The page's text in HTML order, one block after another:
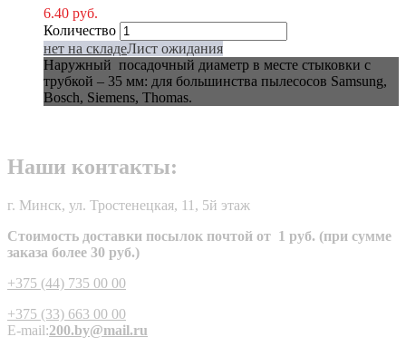
6.40 руб.
Количество
нет на складеЛист ожидания
Наружный посадочный диаметр в месте стыковки с
трубкой – 35 мм: для большинства пылесосов Samsung,
Bosch, Siemens, Thomas.
Наши контакты:
г. Минск, ул. Тростенецкая, 11, 5й этаж
Стоимость доставки посылок почтой от 1 руб. (при сумме
заказа более 30 руб.)
+375 (44) 735 00 00
+375 (33) 663 00 00
E-mail:200.by@mail.ru